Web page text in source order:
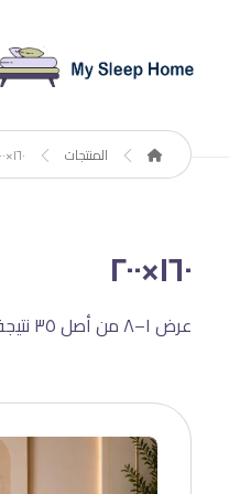
المنتجات ١٦٠×٢٠٠
١٦٠×٢٠٠
عرض ١–٨ من أصل ٣٥ نتيجة